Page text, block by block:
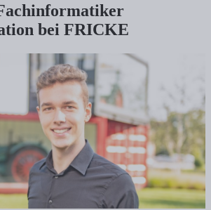
bei FRICKE